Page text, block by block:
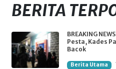
BERITA
BREAKING
Pesta, Kades
Bacok
Berita Utama